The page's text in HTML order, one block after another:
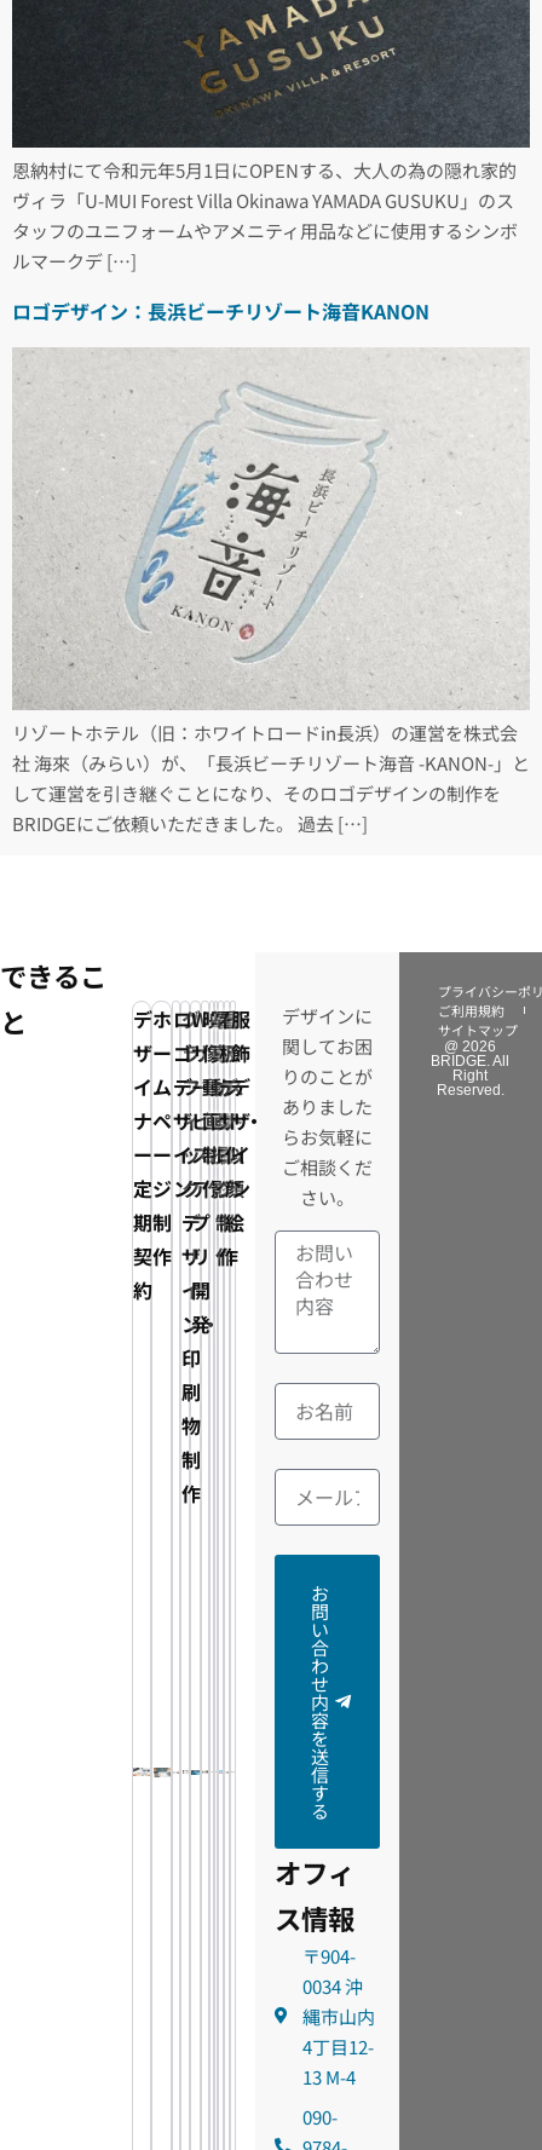
恩納村にて令和元年5月1日にOPENする、大人の為の隠れ家的
ヴィラ「U-MUI Forest Villa Okinawa YAMADA GUSUKU」のス
タッフのユニフォームやアメニティ用品などに使用するシンボ
ルマークデ […]
ロゴデザイン：長浜ビーチリゾート海音KANON
リゾートホテル（旧：ホワイトロードin長浜）の運営を株式会
社 海來（みらい）が、「長浜ビーチリゾート海音 -KANON-」と
して運営を引き継ぐことになり、そのロゴデザインの制作を
BRIDGEにご依頼いただきました。 過去 […]
できるこ
と
デ
ザ
イ
ナ
ー
定
期
契
約
グ
ラ
フ
ィ
ッ
ク
デ
ザ
イ
ン・
印
刷
物
制
作
ロ
ゴ
デ
ザ
イ
ン
ホ
ー
ム
ペ
ー
ジ
制
作
Web
サ
ー
ビ
ス・
ア
プ
リ
開
発
映
像・
動
画
制
作
写
真・
動
画
撮
影
電
子
カ
タ
ロ
グ
制
作
看
板
デ
ザ
イ
ン
制
作
イ
ラ
ス
ト・
似
顔
絵
服
飾
デ
ザ
イ
ン
デザインに
関してお困
りのことが
ありました
らお気軽に
ご相談くだ
さい。
お
問
い
合
わ
せ
内
容
を
送
信
す
る
オフィ
ス情報
〒904-
0034 沖
縄市山内
4丁目12-
13 M-4
090-
@ 2026
BRIDGE. All
Right
Reserved.
プライバシーポ
ご利用規約
サイトマップ